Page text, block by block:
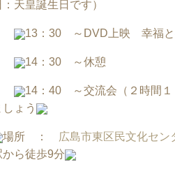
：天皇誕生日です
13：30 ～DVD上映 幸福と
14：30 ～休憩
14：40 ～交流会（２時間１
しょう
場所 ： 広島市東区民文化セン
から徒歩9分